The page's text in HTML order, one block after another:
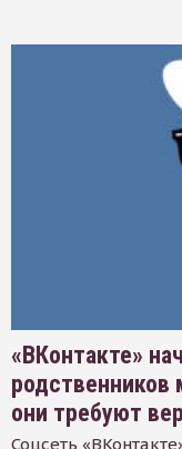
«ВКонтакте»
родственников
они требуют
Соцсеть